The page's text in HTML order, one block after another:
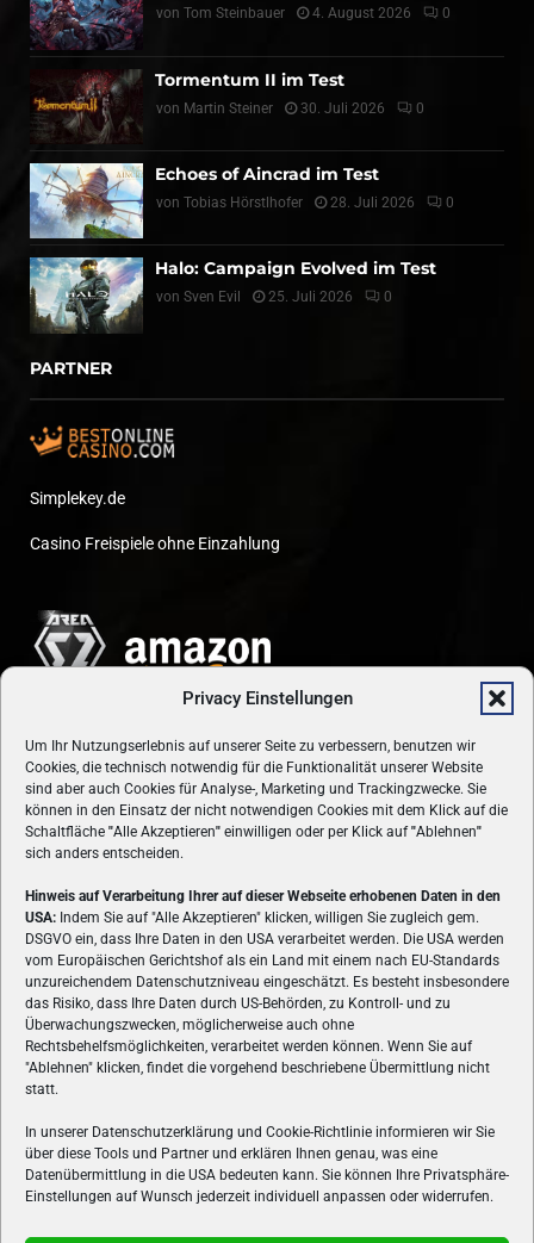
Privacy Einstellungen
Um Ihr Nutzungserlebnis auf unserer Seite zu verbessern, benutzen wir
Cookies, die technisch notwendig für die Funktionalität unserer Website
sind aber auch Cookies für Analyse-, Marketing und Trackingzwecke. Sie
können in den Einsatz der nicht notwendigen Cookies mit dem Klick auf die
Schaltfläche "Alle Akzeptieren" einwilligen oder per Klick auf"Ablehnen"
sich anders entscheiden.
Hinweis auf Verarbeitung Ihrer auf dieser Webseite erhobenen Daten in den
USA: Indem Sie auf "Alle Akzeptieren" klicken, willigen Sie zugleich gem.
DSGVO ein, dass Ihre Daten in den USA verarbeitet werden. Die USA werden
vom Europäischen Gerichtshof als ein Land mit einem nach EU-Standards
unzureichendem Datenschutzniveau eingeschätzt. Es besteht insbesondere
das Risiko, dass Ihre Daten durch US-Behörden, zu Kontroll- und zu
Überwachungszwecken, möglicherweise auch ohne
Rechtsbehelfsmöglichkeiten, verarbeitet werden können. Wenn Sie auf
"Ablehnen" klicken, findet die vorgehend beschriebene Übermittlung nicht
statt.
In unserer Datenschutzerklärung und Cookie-Richtlinie informieren wir Sie
über diese Tools und Partner und erklären Ihnen genau, was eine
Datenübermittlung in die USA bedeuten kann. Sie können Ihre Privatsphäre-
Einstellungen auf Wunsch jederzeit individuell anpassen oder widerrufen.
von Tom Steinbauer 4. August 2026 0
Tormentum II im Test
von Martin Steiner 30. Juli 2026 0
Echoes of Aincrad im Test
von Tobias Hörstlhofer 28. Juli 2026 0
Halo: Campaign Evolved im Test
von Sven Evil 25. Juli 2026 0
PARTNER
Simplekey.de
Casino Freispiele ohne Einzahlung
ÜBER UNS
VON GAMERN, FÜR GAMER! Gamers.at ist das älteste Online-
Spielemagazin Österreichs und bringt täglich aktuelle News,
Reviews und Videos zu PC- und Konsolenspielen, Gaming-
Hardware und aus der Welt des e-Sport's.
FOLGE UNS